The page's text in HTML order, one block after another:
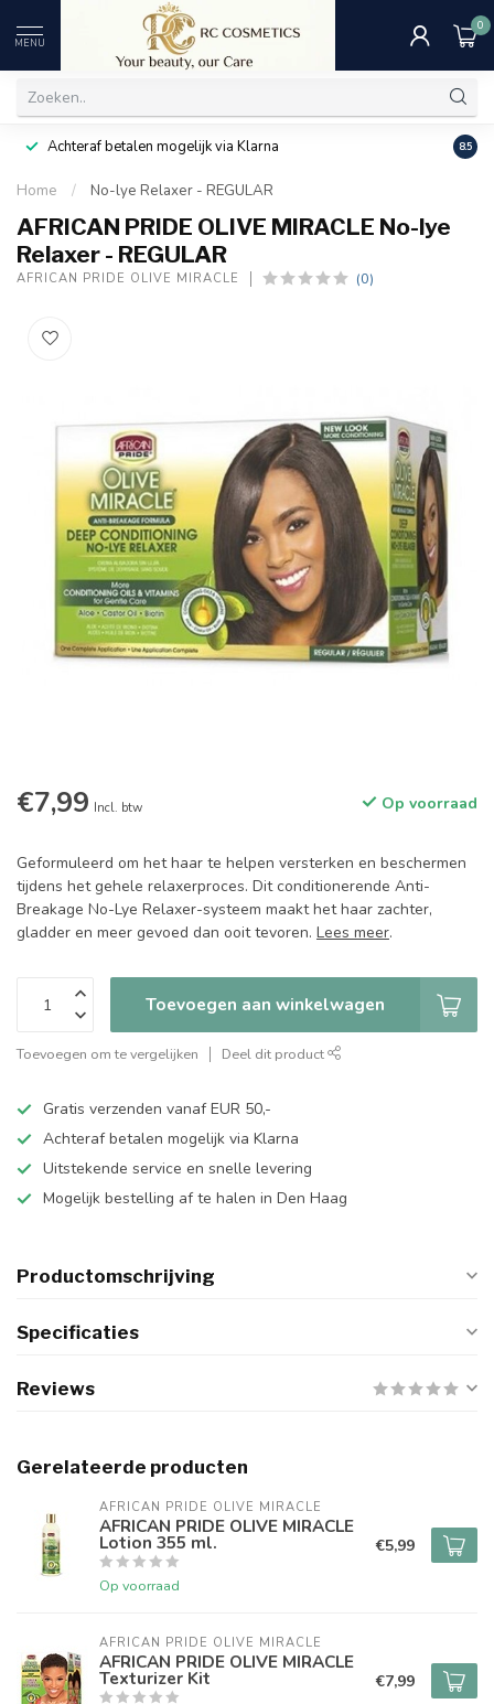
MENU
0
Achteraf betalen mogelijk via Klarna 8.5
Home / No-lye Relaxer - REGULAR
AFRICAN PRIDE OLIVE MIRACLE No-lye
Relaxer - REGULAR
AFRICAN PRIDE OLIVE MIRACLE (0)
€7,99 Incl. btw Op voorraad
Geformuleerd om het haar te helpen versterken en beschermen
tijdens het gehele relaxerproces. Dit conditionerende Anti-
Breakage No-Lye Relaxer-systeem maakt het haar zachter,
gladder en meer gevoed dan ooit tevoren. Lees meer.
Toevoegen aan winkelwagen
Toevoegen om te vergelijken Deel dit product
Gratis verzenden vanaf EUR 50,-
Achteraf betalen mogelijk via Klarna
Uitstekende service en snelle levering
Mogelijk bestelling af te halen in Den Haag
Productomschrijving
Specificaties
Reviews
Gerelateerde producten
AFRICAN PRIDE OLIVE MIRACLE
AFRICAN PRIDE OLIVE MIRACLE
Lotion 355 ml.
Op voorraad
€5,99
AFRICAN PRIDE OLIVE MIRACLE
AFRICAN PRIDE OLIVE MIRACLE
Texturizer Kit €7,99